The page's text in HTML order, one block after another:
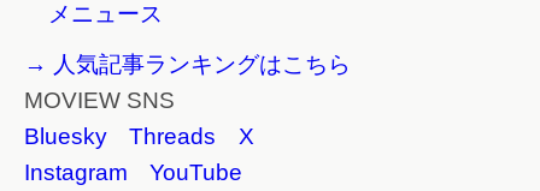
メニュース
→ 人気記事ランキングはこちら
MOVIEW SNS
Bluesky
Threads
X
Instagram
YouTube